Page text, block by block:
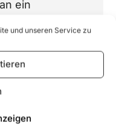
und unseren Service zu
ein
Wie man ein
Affiliate-
„Erfahren